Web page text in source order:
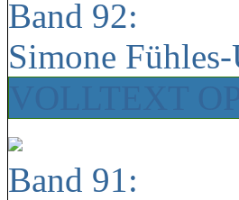
Band 92:
Simone
Band 91: